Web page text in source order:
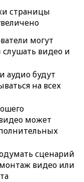
страницы
могут
видео и
аудио будут
на всех
может
сценарий
видео или